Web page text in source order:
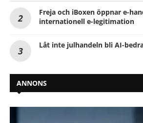
Freja och iBoxen öppnar e-
internationell e-legitimation
Låt inte julhandeln bli AI-
ANNONS